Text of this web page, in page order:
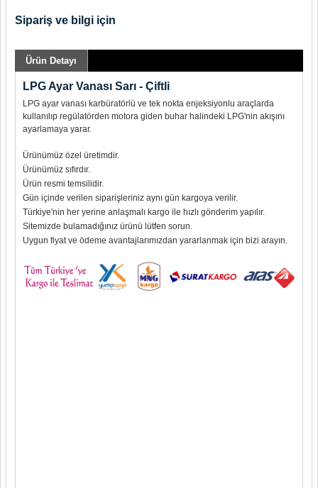
Sipariş ve bilgi için
Ürün Detayı
LPG Ayar Vanası Sarı - Çiftli
LPG ayar vanası karbüratörlü ve tek nokta enjeksiyonlu araçlarda
kullanılıp regülatörden motora giden buhar halindeki LPG'nin akışını
ayarlamaya yarar.
Ürünümüz özel üretimdir.
Ürünümüz sıfırdır.
Ürün resmi temsilidir.
Gün içinde verilen siparişleriniz aynı gün kargoya verilir.
Türkiye'nin her yerine anlaşmalı kargo ile hızlı gönderim yapılır.
Sitemizde bulamadığınız ürünü lütfen sorun.
Uygun fiyat ve ödeme avantajlarımızdan yararlanmak için bizi arayın.